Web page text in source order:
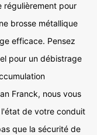
régulièrement pour
brosse métallique
efficace. Pensez
pour un débistrage
Franck, nous vous
de votre conduit
que la sécurité de